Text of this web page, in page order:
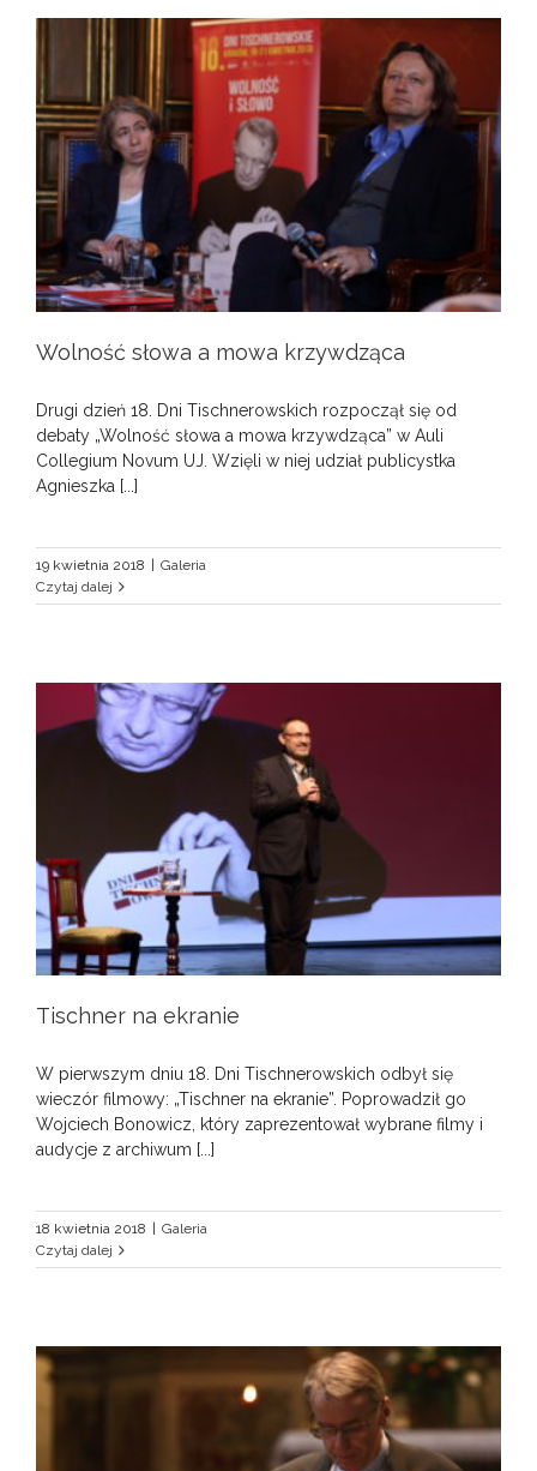
Wolność słowa a mowa krzywdząca
Drugi dzień 18. Dni Tischnerowskich rozpoczął się od
debaty „Wolność słowa a mowa krzywdząca” w Auli
Collegium Novum UJ. Wzięli w niej udział publicystka
Agnieszka [...]
19 kwietnia 2018 | Galeria
Czytaj dalej
Tischner na ekranie
W pierwszym dniu 18. Dni Tischnerowskich odbył się
wieczór filmowy: „Tischner na ekranie”. Poprowadził go
Wojciech Bonowicz, który zaprezentował wybrane filmy i
audycje z archiwum [...]
18 kwietnia 2018
Galeria
Czytaj dalej